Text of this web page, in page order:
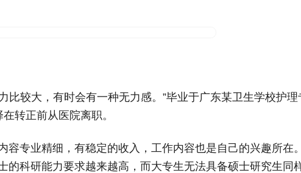
比较大，有时会有一种无力感。”毕业于广东某卫生学校护
转正前从医院离职。
容专业精细，有稳定的收入，工作内容也是自己的兴趣所
的科研能力要求越来越高，而大专生无法具备硕士研究生同